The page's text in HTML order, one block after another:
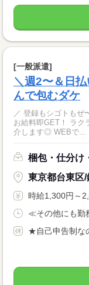
[一般派遣]
＼週2〜＆日
んで包むダケ
／ 登録もシゴトも
お給料即GET！ ラクラク登録！ ＼ 未経
介します◎ WEBで...
梱包・仕分け
東京都台東区/
時給1,300円～
≪その他にも勤
★自己申告制な